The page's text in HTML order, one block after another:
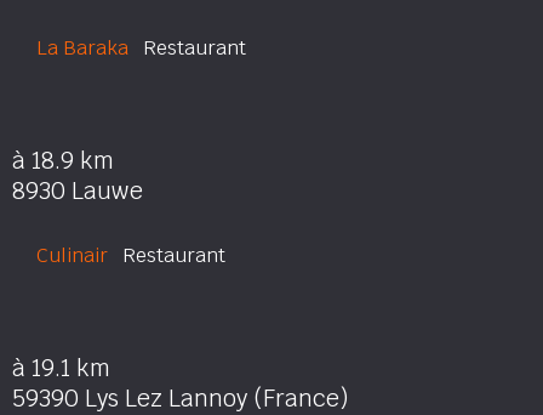
La Baraka Restaurant
à 18.9 km
8930 Lauwe
Culinair Restaurant
à 19.1 km
59390 Lys Lez Lannoy (France)